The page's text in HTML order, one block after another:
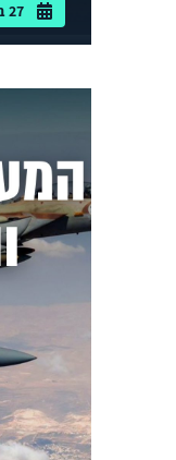
27 ביולי, 2026